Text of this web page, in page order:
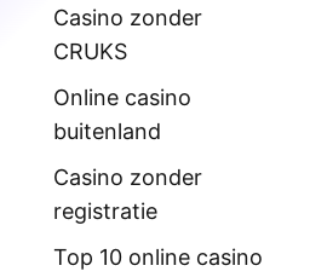
Casino zonder
CRUKS
Online casino
buitenland
Casino zonder
registratie
Top 10 online casino